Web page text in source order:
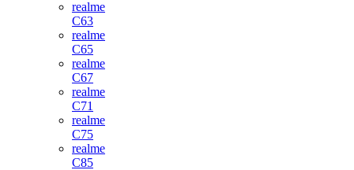
realme
C63
realme
C65
realme
C67
realme
C71
realme
C75
realme
C85